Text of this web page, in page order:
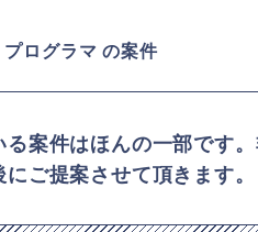
プログラマの案件
案件はほんの一部です
ご提案させて頂きます